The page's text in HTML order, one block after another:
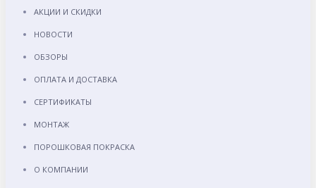
АКЦИИ И СКИДКИ
НОВОСТИ
ОБЗОРЫ
ОПЛАТА И ДОСТАВКА
СЕРТИФИКАТЫ
МОНТАЖ
ПОРОШКОВАЯ ПОКРАСКА
О КОМПАНИИ